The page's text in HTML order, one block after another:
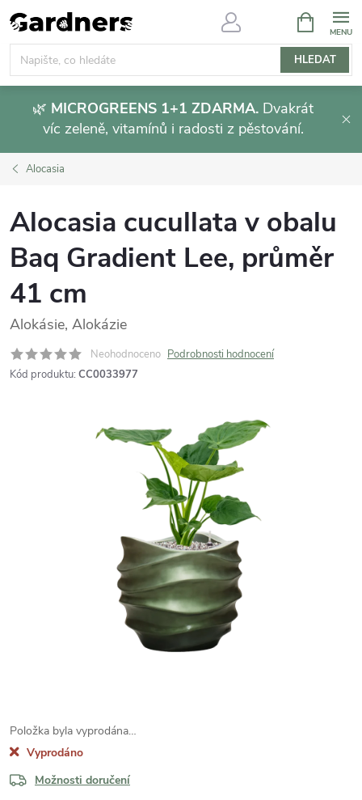
Přejít
na
obsah
HLEDAT
NÁKUPNÍ
KOŠÍK
🌿 MICROGREENS 1+1 ZDARMA. Dvakrát
víc zeleně, vitamínů i radosti z pěstování.
Alocasia
Alocasia cucullata v obalu
Baq Gradient Lee, průměr
41 cm
Alokásie, Alokázie
Neohodnoceno Podrobnosti hodnocení
Kód produktu: CC0033977
Položka byla vyprodána…
Vyprodáno
Možnosti doručení